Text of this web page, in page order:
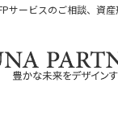
サービスのご相談、資